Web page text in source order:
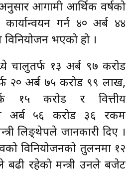
आगामी आर्थिक वर्षको
कार्यान्वयन गर्न ४० अर्ब ४४
भएको हो ।
चालुतर्फ १३ अर्ब ९७ करोड
२० अर्ब ७५ करोड ९९ लाख,
१५ करोड र वित्तीय
अर्ब ५६ करोड ३६ रकम
लिङ्थेपले जानकारी दिए ।
विनियोजनको तुलनमा १२
बढी रहेको मन्त्री उनले बजेट